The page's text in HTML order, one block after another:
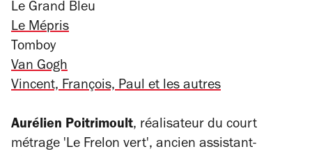
Le Grand Bleu
Le Mépris
Tomboy
Van Gogh
Vincent, François, Paul et les autres
Aurélien Poitrimoult, réalisateur du court
métrage 'Le Frelon vert', ancien assistant-